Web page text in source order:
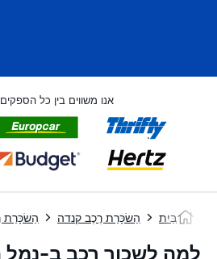
אנו משווים בין כל
בַּיִת הַשׂכָּרַת רֶכֶב קנדה הַשׂכָּרַת
למה לשכור רכב ב-